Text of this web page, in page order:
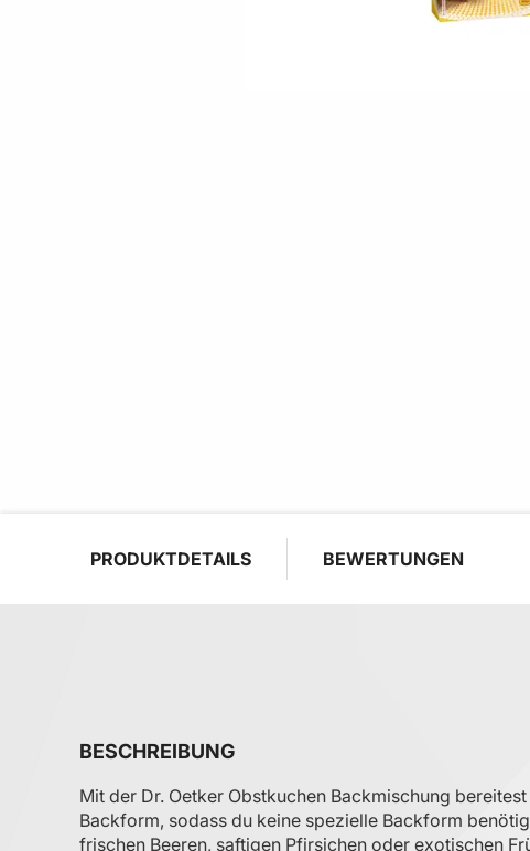
PRODUKTDETAILS BEWERTUNGEN
BESCHREIBUNG
Mit der Dr. Oetker Obstkuchen Backmischung
Backform, sodass du keine spezielle Backform
frischen Beeren, saftigen Pfirsichen oder exotischen